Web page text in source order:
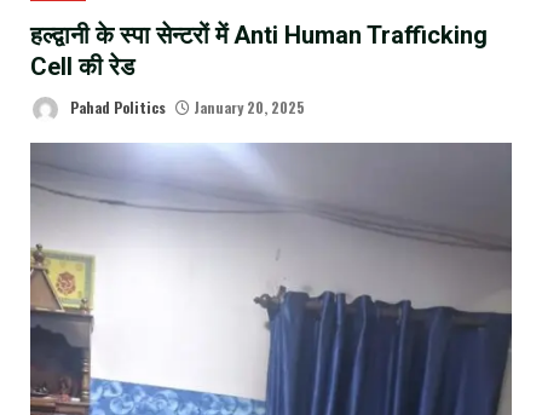
हल्द्वानी के स्पा सेन्टरों में Anti Human Trafficking
Cell की रेड
Pahad Politics January 20, 2025